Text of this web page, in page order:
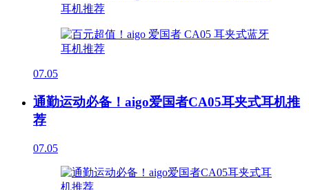
07.05
通勤运动必备！aigo爱国者CA05耳夹式耳机推
荐
07.05